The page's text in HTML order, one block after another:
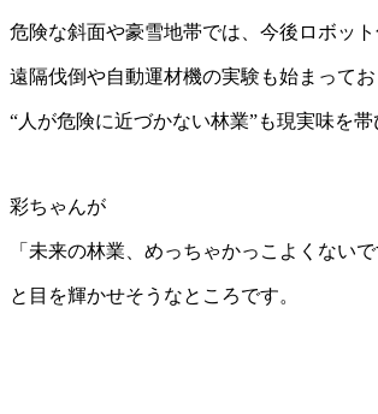
危険な斜面や豪雪地帯では、今後ロボット
遠隔伐倒や自動運材機の実験も始まってお
“人が危険に近づかない林業”も現実味を帯
彩ちゃんが
「未来の林業、めっちゃかっこよくないで
と目を輝かせそうなところです。